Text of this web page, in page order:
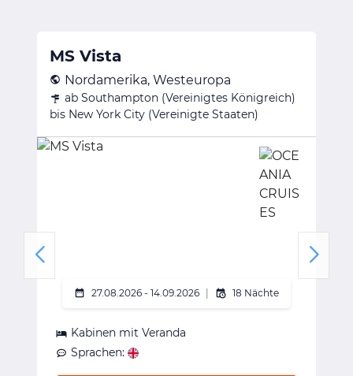
MS Vista
Nordamerika, Westeuropa
ab Southampton (Vereinigtes Königreich)
bis New York City (Vereinigte Staaten)
27.08.2026 - 14.09.2026 18 Nächte
Kabinen mit Veranda
Sprachen: